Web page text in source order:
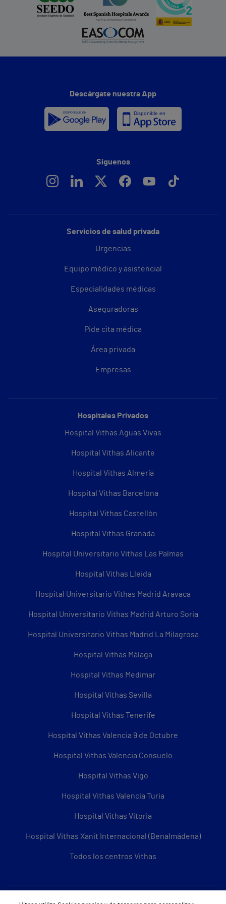
Servicios de salud privada
Urgencias
Equipo médico y asistencial
Especialidades médicas
Aseguradoras
Pide cita médica
Área privada
Empresas
Hospitales Privados
Hospital Vithas Aguas Vivas
Hospital Vithas Alicante
Hospital Vithas Almería
Hospital Vithas Barcelona
Hospital Vithas Castellón
Hospital Vithas Granada
Hospital Universitario Vithas Las Palmas
Hospital Vithas Lleida
Hospital Universitario Vithas Madrid Aravaca
Hospital Universitario Vithas Madrid Arturo Soria
Hospital Universitario Vithas Madrid La Milagrosa
Hospital Vithas Málaga
Hospital Vithas Medimar
Hospital Vithas Sevilla
Hospital Vithas Tenerife
Hospital Vithas Valencia 9 de Octubre
Hospital Vithas Valencia Consuelo
Hospital Vithas Vigo
Hospital Vithas Valencia Turia
Hospital Vithas Vitoria
Hospital Vithas Xanit Internacional (Benalmádena)
Todos los centros Vithas
Sobre Vithas
Descárgate nuestra App
Síguenos